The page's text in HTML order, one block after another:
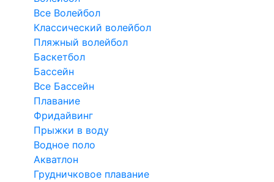
Все Волейбол
Классический волейбол
Пляжный волейбол
Баскетбол
Бассейн
Все Бассейн
Плавание
Фридайвинг
Прыжки в воду
Водное поло
Акватлон
Грудничковое плавание